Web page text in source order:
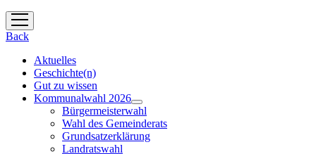
Menü
öffnen
Back
Aktuelles
Geschichte(n)
Gut zu wissen
Kommunalwahl 2026
Menü
öffnen
Bürgermeisterwahl
Wahl des Gemeinderats
Grundsatzerklärung
Landratswahl